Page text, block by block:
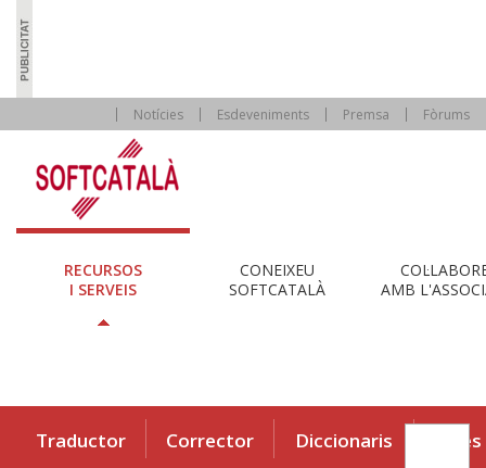
Notícies Esdeveniments Premsa Fòrums
RECURSOS
I SERVEIS
CONEIXEU
SOFTCATALÀ
AMB
Traductor Corrector Diccionaris Eines